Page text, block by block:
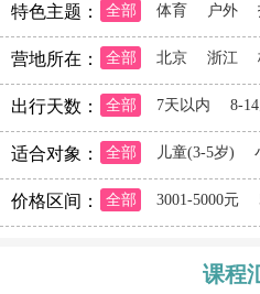
特色主题： 全部 体育 户外
营地所在： 全部 北京 浙江
出行天数： 全部 7天以内 8-
适合对象： 全部 儿童(3-5岁)
价格区间： 全部 3001-5000元
课程